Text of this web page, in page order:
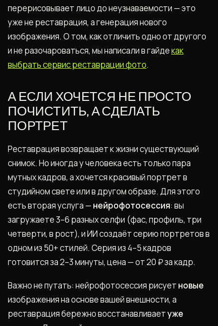
перерисовывает лицо до неузнаваемости — это
уже не реставрация, а генерация нового
изображения. О том, как отличить одно от другого
и не разочароваться, мы написали в гайдекак
выбрать сервис реставрации фото.
А ЕСЛИ ХОЧЕТСЯ НЕ ПРОСТО
ПОЧИСТИТЬ, А СДЕЛАТЬ
ПОРТРЕТ
Реставрация возвращает к жизни существующий
снимок. Но иногда у человека есть только пара
мутных кадров, а хочется красивый портрет в
студийном свете или в другом образе. Для этого
есть вторая услуга — нейрофотосессия: вы
загружаете 3–6 разных селфи (фас, профиль, три
четверти, в рост), и ИИ создаёт серию портретов в
одном из 50+ стилей. Серия из 4–5 кадров
готовится за 2–3 минуты, цена — от 20 ₽ за кадр.
Важно не путать: нейрофотосессия рисует новые
изображения на основе вашей внешности, а
реставрация бережно восстанавливаетуже